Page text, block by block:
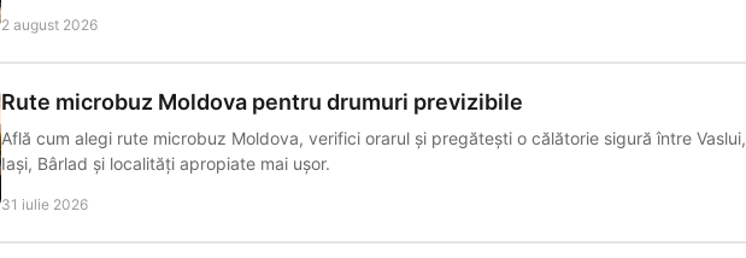
2 august 2026
Rute microbuz Moldova pentru drumuri previzibile
Află cum alegi rute microbuz Moldova, verifici orarul și pregătești o călătorie sigură între Vaslui,
Iași, Bârlad și localități apropiate mai ușor.
31 iulie 2026